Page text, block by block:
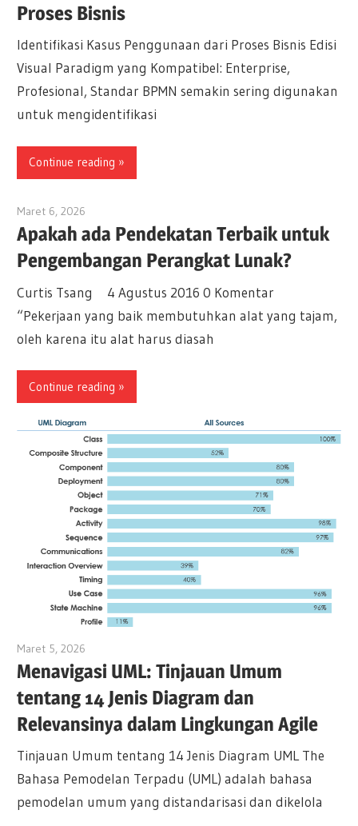
Proses Bisnis
Identifikasi Kasus Penggunaan dari Proses Bisnis Edisi
Visual Paradigm yang Kompatibel: Enterprise,
Profesional, Standar BPMN semakin sering digunakan
untuk mengidentifikasi
Continue reading
Maret 6, 2026
Apakah ada Pendekatan Terbaik untuk
Pengembangan Perangkat Lunak?
Curtis Tsang 4 Agustus 2016 0 Komentar
“Pekerjaan yang baik membutuhkan alat yang tajam,
oleh karena itu alat harus diasah
Continue reading
Maret 5, 2026
Menavigasi UML: Tinjauan Umum
tentang 14 Jenis Diagram dan
Relevansinya dalam Lingkungan Agile
Tinjauan Umum tentang 14 Jenis Diagram UML The
Bahasa Pemodelan Terpadu (UML) adalah bahasa
pemodelan umum yang distandarisasi dan dikelola